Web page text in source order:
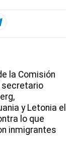
la Comisión
secretario
y Letonia el
lo que
inmigrantes